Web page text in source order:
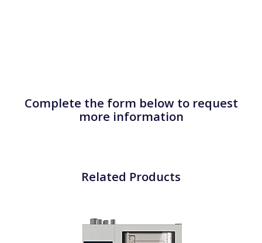
Complete the form below to request
more information
Related Products